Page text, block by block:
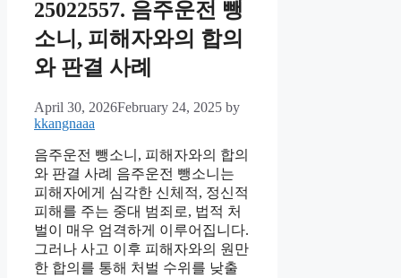
25022557. 음주운전 뺑
소니, 피해자와의 합의
와 판결 사례
April 30, 2026February 24, 2025 by
kkangnaaa
음주운전 뺑소니, 피해자와의 합의
와 판결 사례 음주운전 뺑소니는
피해자에게 심각한 신체적, 정신적
피해를 주는 중대 범죄로, 법적 처
벌이 매우 엄격하게 이루어집니다.
그러나 사고 이후 피해자와의 원만
한 합의를 통해 처벌 수위를 낮출